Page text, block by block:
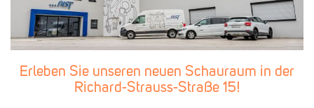
Erleben Sie unseren neuen Schauraum in der
Richard-Strauss-Straße 15!